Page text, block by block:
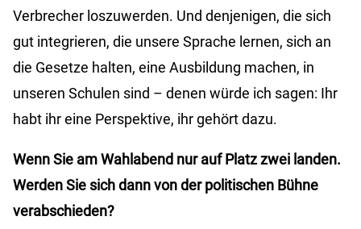
Verbrecher loszuwerden. Und denjenigen, die sich
gut integrieren, die unsere Sprache lernen, sich an
die Gesetze halten, eine Ausbildung machen, in
unseren Schulen sind – denen würde ich sagen: Ihr
habt ihr eine Perspektive, ihr gehört dazu.
Wenn Sie am Wahlabend nur auf Platz zwei landen.
Werden Sie sich dann von der politischen Bühne
verabschieden?